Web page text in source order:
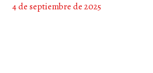
4 de septiembre de 2025